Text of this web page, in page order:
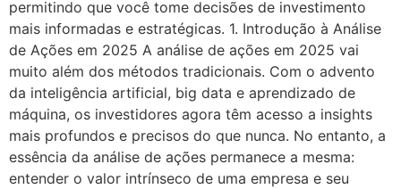
permitindo que você tome decisões de investimento
mais informadas e estratégicas. 1. Introdução à Análise
de Ações em 2025 A análise de ações em 2025 vai
muito além dos métodos tradicionais. Com o advento
da inteligência artificial, big data e aprendizado de
máquina, os investidores agora têm acesso a insights
mais profundos e precisos do que nunca. No entanto, a
essência da análise de ações permanece a mesma:
entender o valor intrínseco de uma empresa e seu